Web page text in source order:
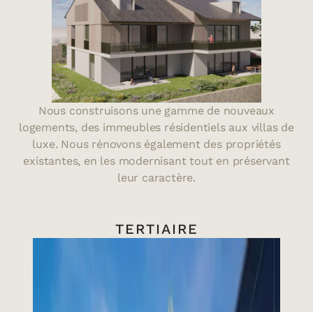
Nous construisons une gamme de nouveaux
logements, des immeubles résidentiels aux villas de
luxe. Nous rénovons également des propriétés
existantes, en les modernisant tout en préservant
leur caractère.
TERTIAIRE